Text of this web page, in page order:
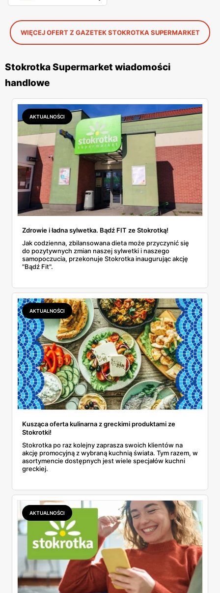
WIĘCEJ OFERT Z GAZETEK STOKROTKA SUPERMARKET
Stokrotka Supermarket wiadomości
handlowe
AKTUALNOŚCI
Zdrowie i ładna sylwetka. Bądź FIT ze Stokrotką!
Jak codzienna, zbilansowana dieta może przyczynić się
do pozytywnych zmian naszej sylwetki i naszego
samopoczucia, przekonuje Stokrotka inaugurując akcję
"Bądź Fit".
AKTUALNOŚCI
Kusząca oferta kulinarna z greckimi produktami ze
Stokrotki!
Stokrotka po raz kolejny zaprasza swoich klientów na
akcję promocyjną z wybraną kuchnią świata. Tym razem, w
asortymencie dostępnych jest wiele specjałów kuchni
greckiej.
AKTUALNOŚCI